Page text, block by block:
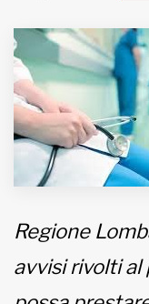
Inviateci le vostre
Iscriviti alla
www.viveremilano.info
Bernardis
EDB edizioni - Via
Imbonati, 89 20159
Regione
avvisi rivolti al